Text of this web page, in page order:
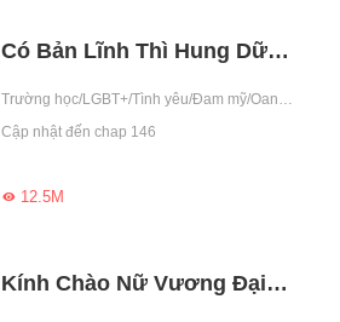
Có Bản Lĩnh Thì Hung Dữ Nữa Đi?
Trường học/LGBT+/Tình yêu/Đam mỹ/Oan gia
Cập nhật đến chap 146
12.5M
Kính Chào Nữ Vương Đại Nhân